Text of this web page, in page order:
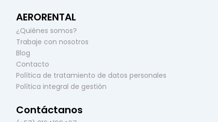
AERORENTAL
¿Quiénes somos?
Trabaje con nosotros
Blog
Contacto
Política de tratamiento de datos personales
Política integral de gestión
Contáctanos